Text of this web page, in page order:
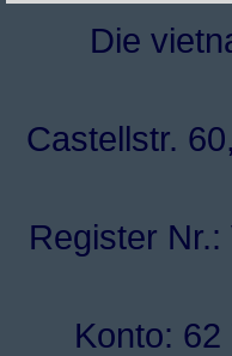
Die
Castellstr.
Register
Konto: